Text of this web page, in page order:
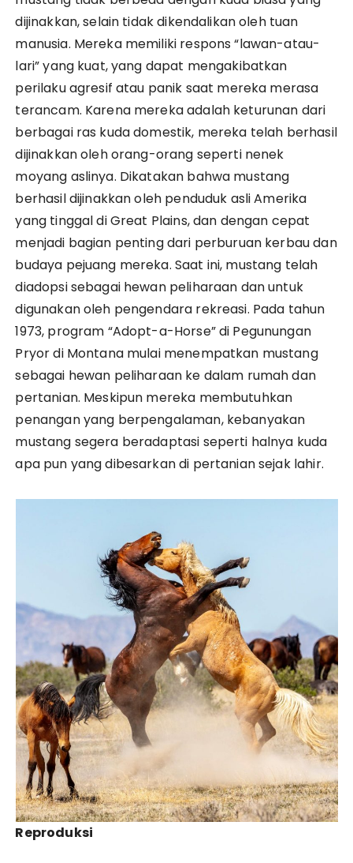
dijinakkan, selain tidak dikendalikan oleh tuan
manusia. Mereka memiliki respons “lawan-atau-
lari” yang kuat, yang dapat mengakibatkan
perilaku agresif atau panik saat mereka merasa
terancam. Karena mereka adalah keturunan dari
berbagai ras kuda domestik, mereka telah berhasil
dijinakkan oleh orang-orang seperti nenek
moyang aslinya. Dikatakan bahwa mustang
berhasil dijinakkan oleh penduduk asli Amerika
yang tinggal di Great Plains, dan dengan cepat
menjadi bagian penting dari perburuan kerbau dan
budaya pejuang mereka. Saat ini, mustang telah
diadopsi sebagai hewan peliharaan dan untuk
digunakan oleh pengendara rekreasi. Pada tahun
1973, program “Adopt-a-Horse” di Pegunungan
Pryor di Montana mulai menempatkan mustang
sebagai hewan peliharaan ke dalam rumah dan
pertanian. Meskipun mereka membutuhkan
penangan yang berpengalaman, kebanyakan
mustang segera beradaptasi seperti halnya kuda
apa pun yang dibesarkan di pertanian sejak lahir.
Reproduksi